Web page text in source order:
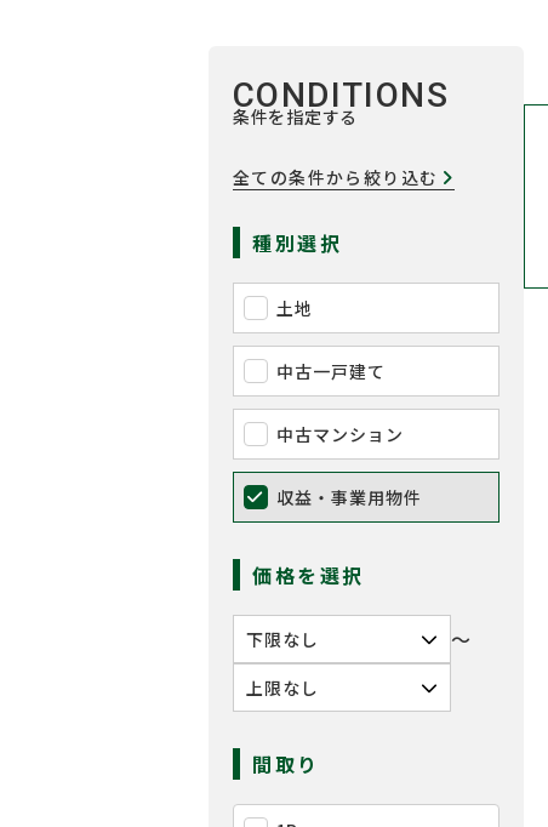
CONDITIONS
条件を指定する
全ての条件から絞り込む
種別選択
土地
中古一戸建て
中古マンション
収益・事業用物件
価格を選択
〜
間取り